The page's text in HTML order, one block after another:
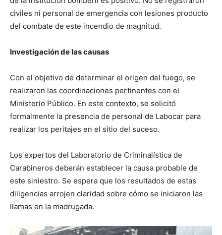
civiles ni personal de emergencia con lesiones producto
del combate de este incendio de magnitud.
Investigación de las causas
Con el objetivo de determinar el origen del fuego, se
realizaron las coordinaciones pertinentes con el
Ministerio Público. En este contexto, se solicitó
formalmente la presencia de personal de Labocar para
realizar los peritajes en el sitio del suceso.
Los expertos del Laboratorio de Criminalística de
Carabineros deberán establecer la causa probable de
este siniestro. Se espera que los resultados de estas
diligencias arrojen claridad sobre cómo se iniciaron las
llamas en la madrugada.